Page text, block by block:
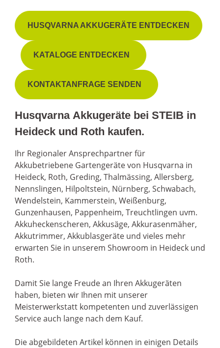
HUSQVARNA AKKUGERÄTE ENTDECKEN
KATALOGE ENTDECKEN
KONTAKTANFRAGE SENDEN
Husqvarna Akkugeräte bei STEIB in
Heideck und Roth kaufen.
Ihr Regionaler Ansprechpartner für
Akkubetriebene Gartengeräte von Husqvarna in
Heideck, Roth, Greding, Thalmässing, Allersberg,
Nennslingen, Hilpoltstein, Nürnberg, Schwabach,
Wendelstein, Kammerstein, Weißenburg,
Gunzenhausen, Pappenheim, Treuchtlingen uvm.
Akkuheckenscheren, Akkusäge, Akkurasenmäher,
Akkutrimmer, Akkublasgeräte und vieles mehr
erwarten Sie in unserem Showroom in Heideck und
Roth.
Damit Sie lange Freude an Ihren Akkugeräten
haben, bieten wir Ihnen mit unserer
Meisterwerkstatt kompetenten und zuverlässigen
Service auch lange nach dem Kauf.
Die abgebildeten Artikel können in einigen Details